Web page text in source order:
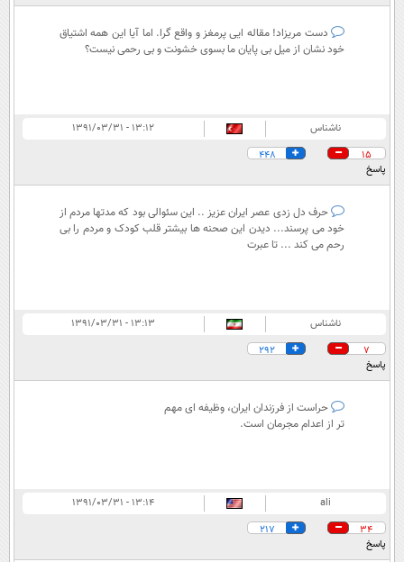
دست مریزاد! مقاله ایی پرمغز و واقع گرا. اما آیا این همه اشتیاق
خود نشان از میل بی پایان ما بسوی خشونت و بی رحمی نیست؟
ناشناس
۱۳:۱۲ - ۱۳۹۱/۰۳/۳۱
15
448
پاسخ
حرف دل زدی عصر ایران عزیز .. این سئوالی بود که مدتها مردم از
خود می پرسند... دیدن این صحنه ها بیشتر قلب کودک و مردم را بی
رحم می کند ... تا عبرت
ناشناس
۱۳:۱۳ - ۱۳۹۱/۰۳/۳۱
7
292
پاسخ
حراست از فرزندان ایران، وظیفه ای مهم
تر از اعدام مجرمان است.
ali
۱۳:۱۴ - ۱۳۹۱/۰۳/۳۱
34
217
پاسخ